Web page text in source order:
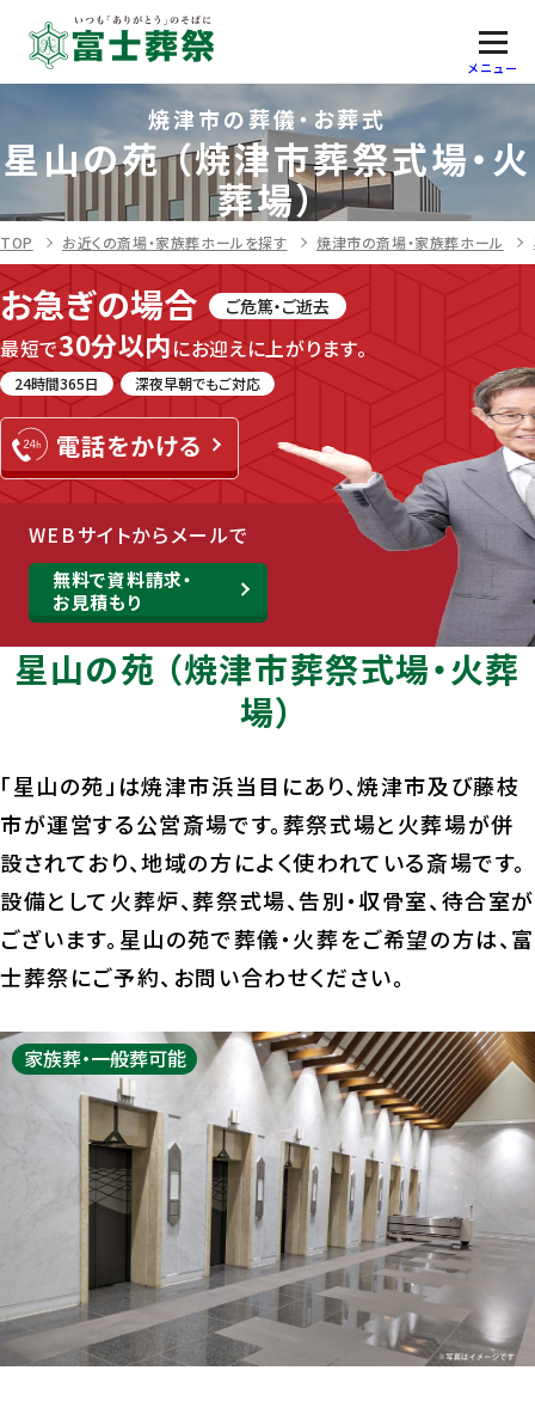
メニュー
焼津市の葬儀・お葬式
星山の苑 （焼津市葬祭式場・火
葬場）
TOP お近くの斎場・家族葬ホールを探す 焼津市の斎場・家族葬ホール
お急ぎの場合 ご危篤・ご逝去
最短で30分以内にお迎えに上がります。
24時間365日 深夜早朝でもご対応
WEBサイトからメールで
無料で資料請求・
お見積もり
星山の苑 （焼津市葬祭式場・火葬
場）
「星山の苑」は焼津市浜当目にあり、焼津市及び藤枝
市が運営する公営斎場です。葬祭式場と火葬場が併
設されており、地域の方によく使われている斎場です。
設備として火葬炉、葬祭式場、告別・収骨室、待合室が
ございます。星山の苑で葬儀・火葬をご希望の方は、富
士葬祭にご予約、お問い合わせください。
家族葬・⼀般葬可能